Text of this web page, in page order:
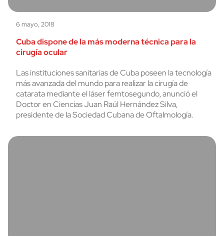
6 mayo, 2018
Cuba dispone de la más moderna técnica para la
cirugía ocular
Las instituciones sanitarias de Cuba poseen la tecnología
más avanzada del mundo para realizar la cirugía de
catarata mediante el láser femtosegundo, anunció el
Doctor en Ciencias Juan Raúl Hernández Silva,
presidente de la Sociedad Cubana de Oftalmología.